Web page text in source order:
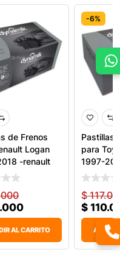
de Frenos
Logan
-renault
AL CARRITO
-6%
Pastillas
para
1997-
$
$
AÑADIR